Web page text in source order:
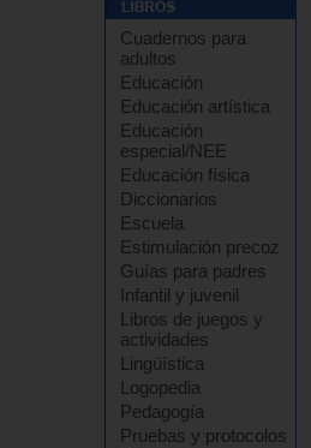
Cuadernos para
adultos
Educación
Educación artística
Educación
especial/NEE
Educación física
Diccionarios
Escuela
Estimulación precoz
Guías para padres
Infantil y juvenil
Libros de juegos y
actividades
Lingüística
Logopedia
Pedagogía
Pruebas y protocolos